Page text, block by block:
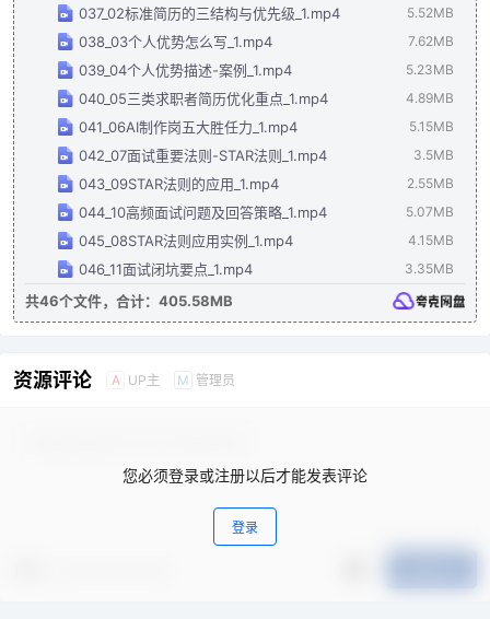
037_02标准简历的三结构与优先级_1.mp4 5.52MB
038_03个人优势怎么写_1.mp4 7.62MB
039_04个人优势描述-案例_1.mp4 5.23MB
040_05三类求职者简历优化重点_1.mp4 4.89MB
041_06AI制作岗五大胜任力_1.mp4 5.15MB
042_07面试重要法则-STAR法则_1.mp4 3.5MB
043_09STAR法则的应用_1.mp4 2.55MB
044_10高频面试问题及回答策略_1.mp4 5.07MB
045_08STAR法则应用实例_1.mp4 4.15MB
046_11面试闭坑要点_1.mp4 3.35MB
共46个文件，合计：405.58MB
资源评论 A UP主 M 管理员
您必须登录或注册以后才能发表评论
登录